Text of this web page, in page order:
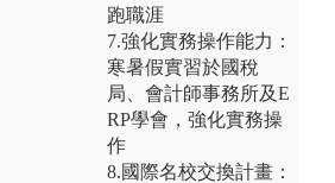
跑職涯
7.強化實務操作能力：
寒暑假實習於國稅
局、會計師事務所及E
RP學會，強化實務操
作
8.國際名校交換計畫：